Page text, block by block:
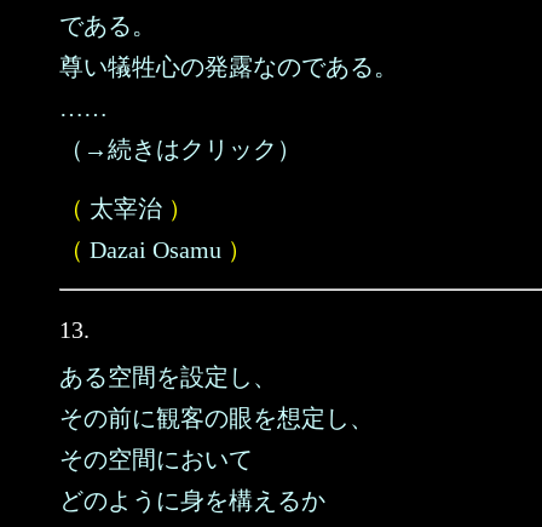
である。
尊い犠牲心の発露なのである。
……
（→続きはクリック）
（ 太宰治 ）
（ Dazai Osamu ）
13.
ある空間を設定し、
その前に観客の眼を想定し、
その空間において
どのように身を構えるか